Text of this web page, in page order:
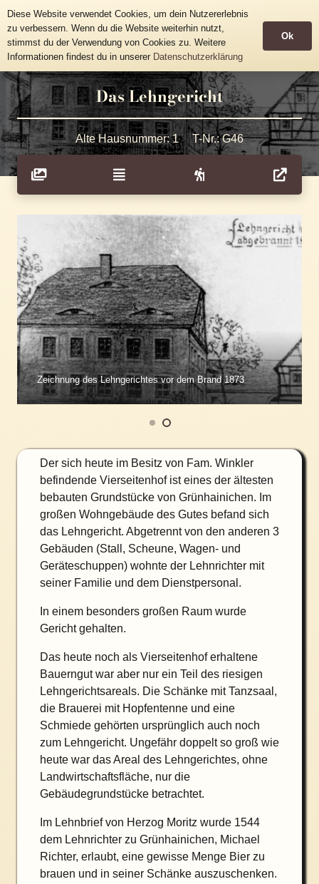
Historische Häusertafeln
Gemeinde Grünhainichen
Das Lehngericht
Alte Hausnummer:1 T-Nr.:G46
Zeichnung des Lehngerichtes vor dem Brand 1873
Der sich heute im Besitz von Fam. Winkler
befindende Vierseitenhof ist eines der ältesten
bebauten Grundstücke von Grünhainichen. Im
großen Wohngebäude des Gutes befand sich
das Lehngericht. Abgetrennt von den anderen 3
Gebäuden (Stall, Scheune, Wagen- und
Geräteschuppen) wohnte der Lehnrichter mit
seiner Familie und dem Dienstpersonal.
In einem besonders großen Raum wurde
Gericht gehalten.
Das heute noch als Vierseitenhof erhaltene
Bauerngut war aber nur ein Teil des riesigen
Lehngerichtsareals. Die Schänke mit Tanzsaal,
die Brauerei mit Hopfentenne und eine
Schmiede gehörten ursprünglich auch noch
zum Lehngericht. Ungefähr doppelt so groß wie
heute war das Areal des Lehngerichtes, ohne
Landwirtschaftsfläche, nur die
Gebäudegrundstücke betrachtet.
Im Lehnbrief von Herzog Moritz wurde 1544
dem Lehnrichter zu Grünhainichen, Michael
Richter, erlaubt, eine gewisse Menge Bier zu
brauen und in seiner Schänke auszuschenken.
Diese Website verwendet Cookies, um dein Nutzererlebnis
zu verbessern. Wenn du die Website weiterhin nutzt,
stimmst du der Verwendung von Cookies zu. Weitere
Informationen findest du in unserer Datenschutzerklärung
Ok